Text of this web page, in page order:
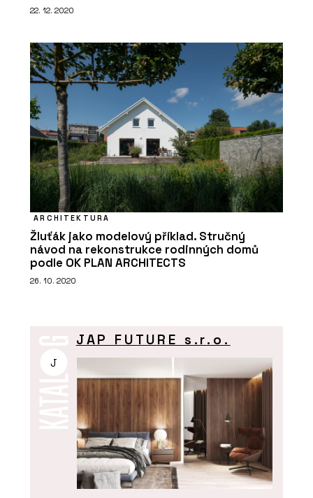
22. 12. 2020
ARCHITEKTURA
Žluťák jako modelový příklad. Stručný
návod na rekonstrukce rodinných domů
podle OK PLAN ARCHITECTS
26. 10. 2020
J
JAP FUTURE s.r.o.